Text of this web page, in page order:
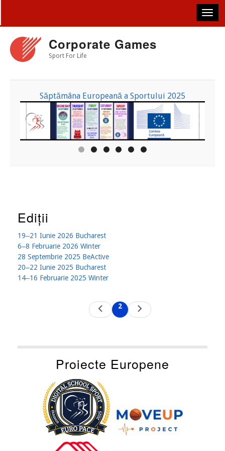
main
content
Corporate Games
Sport For Life
Săptămâna Europeană a Sportului 2025
Ediții
19‒21 Iunie 2026 Bucharest
6‒8 Februarie 2026 Winter
28 Septembrie 2025 BeActive
20‒22 Iunie 2025 Bucharest
14‒16 Februarie 2025 Winter
Previous
page
Current
page
2
Next
page
Proiecte Europene